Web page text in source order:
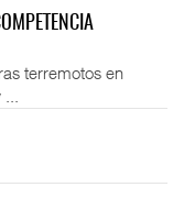
terremotos en